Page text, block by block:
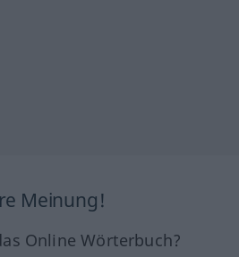
Meinung!
Online Wörterbuch?